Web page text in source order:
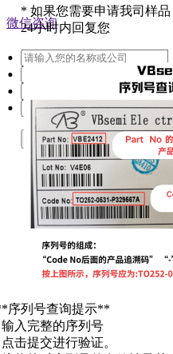
微信咨询
* 如果您需要申请我司样
24小时内回复您
提交
序列号查询提示**
输入完整的序列号
点击提交进行验证。